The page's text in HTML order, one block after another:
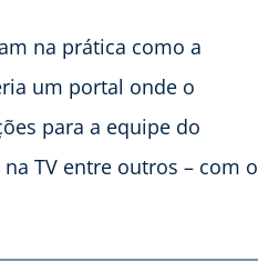
na prática como a
um portal onde o
para a equipe do
TV entre outros – com o